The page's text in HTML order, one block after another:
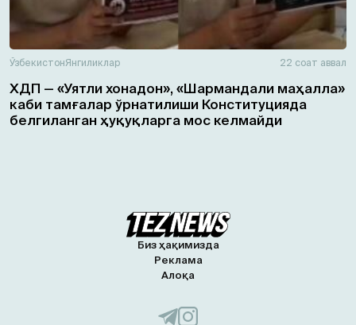
ЎзбекистонЯнгиликлар 22 соат аввал
ХДП — «Уятли хонадон», «Шармандали маҳалла»
каби тамғалар ўрнатилиши Конституцияда
белгиланган ҳуқуқларга мос келмайди
Биз ҳақимизда
Реклама
Алоқа